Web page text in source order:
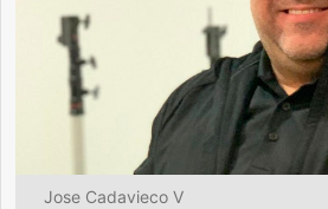
Jose Cadavieco V